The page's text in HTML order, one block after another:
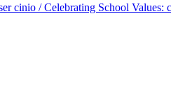
cinio / Celebrating School Values: